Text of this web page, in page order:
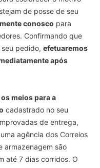
de posse de seu
conosco para
Confirmando que
pedido, efetuaremos
após
meios para a
cadastrado no seu
de entrega,
agência dos Correios
armazenagem são
até 7 dias corridos. O